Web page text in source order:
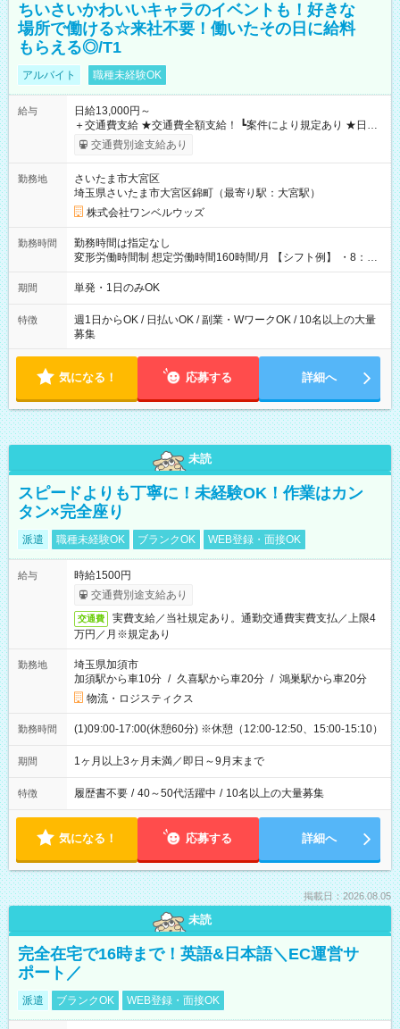
ちいさいかわいいキャラのイベントも！好きな
場所で働ける☆来社不要！働いたその日に給料
もらえる◎/T1
アルバイト 職種未経験OK
給与
日給13,000円～
＋交通費支給 ★交通費全額支給！ ┗案件により規定あり ★日払
いOK！（規定あり） ┗働いたその日に現金GET♪ お仕事後はコ
ンビニATMから 日払い分を引き落とせます！ 【試用期間】試
交通費別途支給あり
勤務地
さいたま市大宮区
埼玉県さいたま市大宮区錦町（最寄り駅：大宮駅）
株式会社ワンベルウッズ
勤務時間
勤務時間は指定なし
変形労働時間制 想定労働時間160時間/月 【シフト例】 ・8：00
～21：00
期間 単発・1日のみOK
特徴
週1日からOK / 日払いOK / 副業・WワークOK / 10名以上の大量
募集
気になる！ 応募する 詳細へ
未読
スピードよりも丁寧に！未経験OK！作業はカン
タン×完全座り
派遣 職種未経験OK ブランクOK WEB登録・面接OK
給与
時給1500円
交通費別途支給あり
交通費
実費支給／当社規定あり。通勤交通費実費支払／上限4
万円／月※規定あり
勤務地
埼玉県加須市
加須駅から車10分 / 久喜駅から車20分 / 鴻巣駅から車20分
物流・ロジスティクス
勤務時間 (1)09:00-17:00(休憩60分) ※休憩（12:00-12:50、15:00-15:10）
期間 1ヶ月以上3ヶ月未満／即日～9月末まで
特徴 履歴書不要 / 40～50代活躍中 / 10名以上の大量募集
気になる！ 応募する 詳細へ
掲載日：2026.08.05
未読
完全在宅で16時まで！英語&日本語＼EC運営サ
ポート／
派遣 ブランクOK WEB登録・面接OK